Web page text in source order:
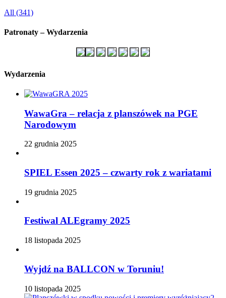
All (341)
Patronaty – Wydarzenia
Wydarzenia
WawaGra – relacja z planszówek na PGE
Narodowym
22 grudnia 2025
SPIEL Essen 2025 – czwarty rok z wariatami
19 grudnia 2025
Festiwal ALEgramy 2025
18 listopada 2025
Wyjdź na BALLCON w Toruniu!
10 listopada 2025